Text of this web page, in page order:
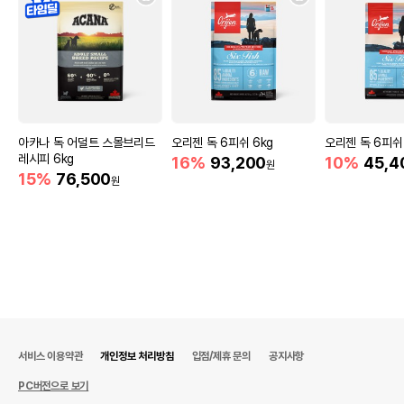
아카나 독 어덜트 스몰브리드
레시피 6kg
15% 76,500원
오리젠 독 6피쉬 6kg
16% 93,200원
오리젠 독 6피
10%
서비스 이용약관 개인정보 처리방침 입점/제휴 문의 공지사항
PC버전으로 보기